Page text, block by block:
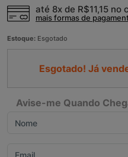
até 8x de R$11,15 no
mais formas de
Estoque: Esgotado
Esgotado! Já
Avise-me Quando